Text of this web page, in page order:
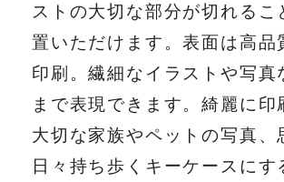
ストの大切な部分が切れる
置いただけます。表面は高品
印刷。繊細なイラストや写真
まで表現できます。綺麗に
大切な家族やペットの写真、
日々持ち歩くキーケースに